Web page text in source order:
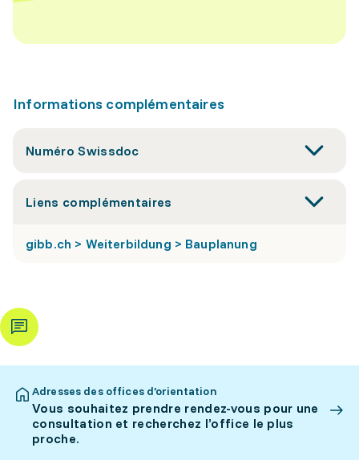
Informations complémentaires
Numéro Swissdoc
Liens complémentaires
gibb.ch > Weiterbildung > Bauplanung
Adresses des offices d’orientation
Vous souhaitez prendre rendez-vous pour une
consultation et recherchez l’office le plus
proche.